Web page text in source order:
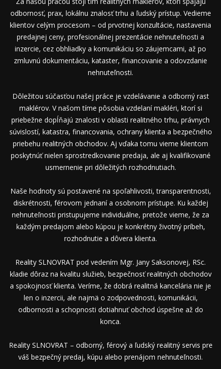
odbornosť, prax, lokálnu znalosť trhu a ľudský prístup. Vedieme
klientov celým procesom – od prvotnej konzultácie, nastavenia
predajnej ceny, profesionálnej prezentácie nehnuteľnosti a
inzercie, cez obhliadky a komunikáciu so záujemcami, až po
zmluvnú dokumentáciu, kataster, financovanie a odovzdanie
nehnuteľnosti.
Dôležitou súčasťou našej práce je vzdelávanie a odborný rast
maklérov. V našom tíme pôsobia vzdelaní makléri, ktorí si
priebežne dopĺňajú znalosti v oblasti realitného trhu, právnych
súvislostí, katastra, financovania, ochrany klienta a bezpečného
priebehu realitných obchodov. Aj vďaka tomu vieme klientom
poskytnúť nielen sprostredkovanie predaja, ale aj kvalifikované
usmernenie pri dôležitých rozhodnutiach.
Naše hodnoty sú postavené na spoľahlivosti, transparentnosti,
diskrétnosti, férovom jednaní a osobnom prístupe. Ku každej
nehnuteľnosti pristupujeme individuálne, pretože vieme, že za
každým predajom alebo kúpou je konkrétny životný príbeh,
rozhodnutie a dôvera klienta.
Reality SLNOVRAT pod vedením Mgr. Jany Saksonovej, RSc.
kladie dôraz na kvalitu služieb, bezpečnosť realitných obchodov
a spokojnosť klienta. Veríme, že dobrá realitná kancelária nie je
len o inzercii, ale najmä o zodpovednosti, komunikácii,
odbornosti a schopnosti dotiahnuť obchod úspešne až do
konca.
Reality SLNOVRAT – odborný, férový a ľudský realitný servis pre
váš bezpečný predaj, kúpu alebo prenájom nehnuteľnosti.